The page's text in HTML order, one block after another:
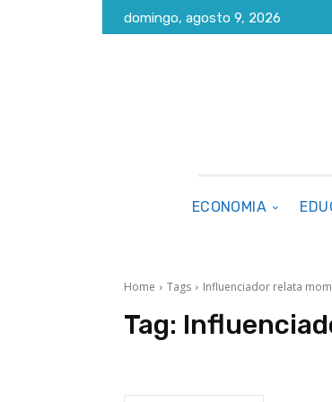
domingo, agosto 9, 2026
ECONOMIA
Home Tags Influenciador relata
Tag: